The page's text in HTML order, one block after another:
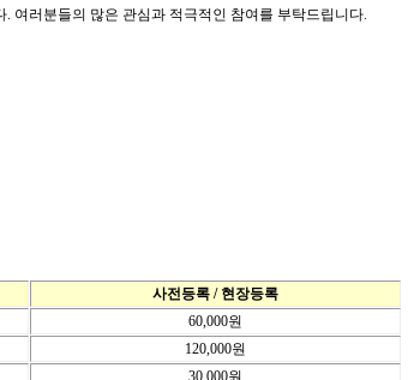
여러분들의 많은 관심과 적극적인 참여를 부탁드립니다.
사전등록 / 현장등록
60,000원
120,000원
30,000원